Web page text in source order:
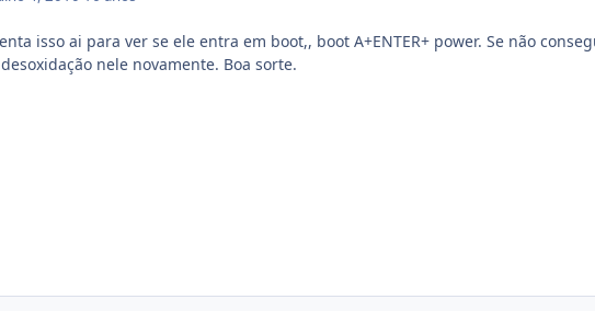
isso ai para ver se ele entra em boot,, boot A+ENTER+ power. Se não
nele novamente. Boa sorte.